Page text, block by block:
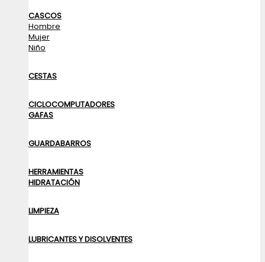
CASCOS
Hombre
Mujer
Niño
CESTAS
CICLOCOMPUTADORES
GAFAS
GUARDABARROS
HERRAMIENTAS
HIDRATACIÓN
LIMPIEZA
LUBRICANTES Y DISOLVENTES